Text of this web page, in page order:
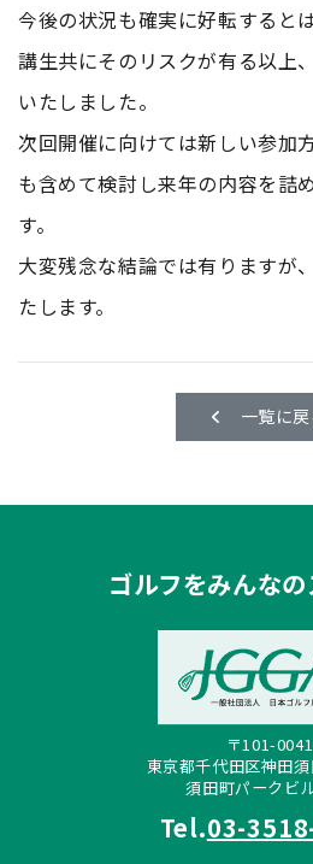
今後の状況も確実に好転すると
講生共にそのリスクが有る以上
いたしました。
次回開催に向けては新しい参加
も含めて検討し来年の内容を詰
す。
大変残念な結論では有りますが
たします。
一覧に戻
ゴルフをみんな
〒101-0041
東京都千代田区神田
須田町パークビ
Tel.03-